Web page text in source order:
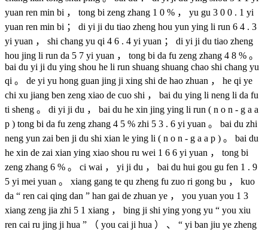
yuan ren min bi ， tong bi zeng zhang 1 0 % ， yu gu 3 0 0 . 1 yi
yuan ren min bi ； di yi ji du tiao zheng hou yun ying li run 6 4 . 3
yi yuan ， shi chang yu qi 4 6 . 4 yi yuan ； di yi ji du tiao zheng
hou jing li run da 5 7 yi yuan ， tong bi da fu zeng zhang 4 8 % 。
bai du yi ji du ying shou he li run shuang shuang chao shi chang yu
qi 。 de yi yu hong guan jing ji xing shi de hao zhuan ， he qi ye
chi xu jiang ben zeng xiao de cuo shi ， bai du ying li neng li da fu
ti sheng 。 di yi ji du ， bai du he xin jing ying li run ( n o n - g a a
p ) tong bi da fu zeng zhang 4 5 % zhi 5 3 . 6 yi yuan 。 bai du zhi
neng yun zai ben ji du shi xian le ying li ( n o n - g a a p ) 。 bai du
he xin de zai xian ying xiao shou ru wei 1 6 6 yi yuan ， tong bi
zeng zhang 6 % 。 ci wai ， yi ji du ， bai du hui gou gu fen 1 . 9
5 yi mei yuan 。 xiang gang te qu zheng fu zuo ri gong bu ， kuo
da “ ren cai qing dan ” han gai de zhuan ye ， you yuan you 1 3
xiang zeng jia zhi 5 1 xiang ， bing ji shi ying yong yu “ you xiu
ren cai ru jing ji hua ” （ you cai ji hua ） 、 “ yi ban jiu ye zheng